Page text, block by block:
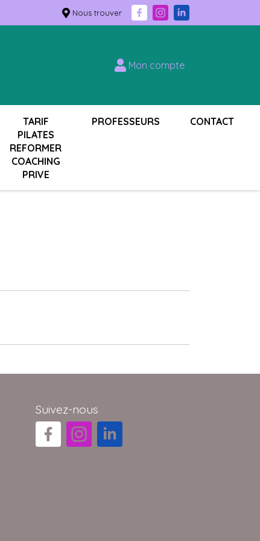
Nous trouver
Mon compte
TARIF
PILATES
REFORMER
COACHING
PRIVE
PROFESSEURS CONTACT
Suivez-nous